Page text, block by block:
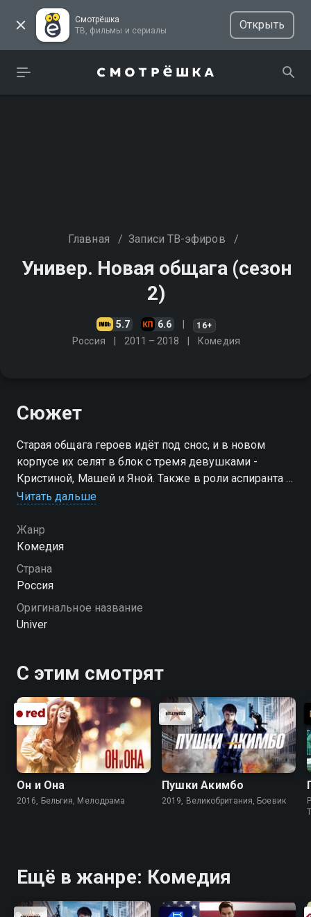
Смотрёшка
ТВ, фильмы и сериалы
Открыть
Главная / Записи ТВ-эфиров /
Универ. Новая общага (сезон
2)
5.7 6.6 16+
Россия 2011 – 2018 Комедия
Сюжет
Старая общага героев идёт под снос, и в новом
корпусе их селят в блок с тремя девушками -
Кристиной, Машей и Яной. Также в роли аспиранта в
универ возвращается и Майкл
Посмотреть онлайн 2 сезон сериала Универ. Новая
общага вы можете совершенно бесплатно в
хорошем HD качестве на Смотрёшке
Читать дальше
Жанр
Комедия
Страна
Россия
Оригинальное название
Univer
С этим смотрят
Он и Она
2016, Бельгия, Мелодрама
Пушки Акимбо
2019, Великобритания, Боевик
Ещё в жанре: Комедия